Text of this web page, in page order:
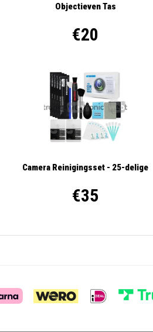
Objectieven Tas
€20
Camera Reinigingsset - 25-delige
€35